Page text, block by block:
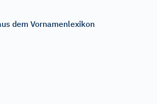
dem Vornamenlexikon